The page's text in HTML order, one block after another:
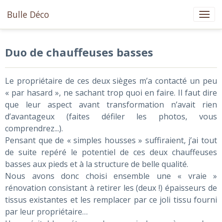
Bulle Déco
Duo de chauffeuses basses
Le propriétaire de ces deux sièges m’a contacté un peu
« par hasard », ne sachant trop quoi en faire. Il faut dire
que leur aspect avant transformation n’avait rien
d’avantageux (faites défiler les photos, vous
comprendrez...).
Pensant que de « simples housses » suffiraient, j’ai tout
de suite repéré le potentiel de ces deux chauffeuses
basses aux pieds et à la structure de belle qualité.
Nous avons donc choisi ensemble une « vraie »
rénovation consistant à retirer les (deux !) épaisseurs de
tissus existantes et les remplacer par ce joli tissu fourni
par leur propriétaire…